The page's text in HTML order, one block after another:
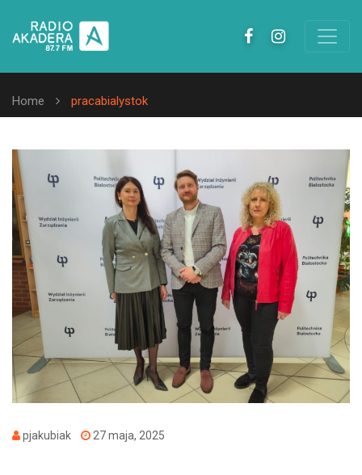
Home pracabialystok
pjakubiak 27 maja, 2025